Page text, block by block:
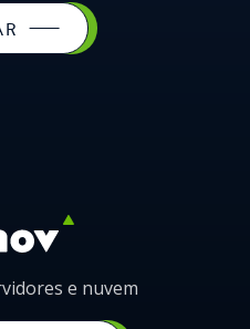
e nuvem